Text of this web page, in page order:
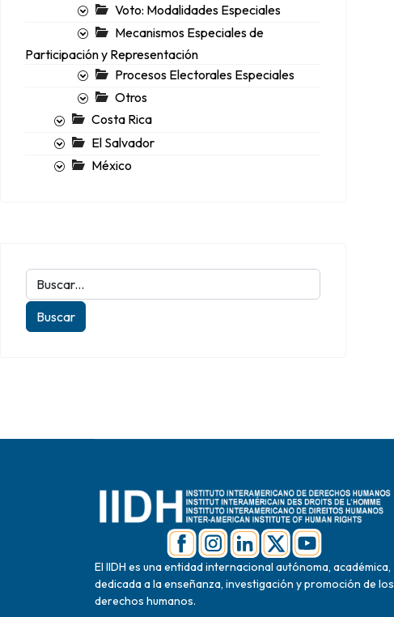
Voto: Modalidades Especiales
Mecanismos Especiales de
Participación y Representación
Procesos Electorales Especiales
Otros
Costa Rica
El Salvador
México
El IIDH es una entidad internacional autónoma, académica,
dedicada a la enseñanza, investigación y promoción de los
derechos humanos.